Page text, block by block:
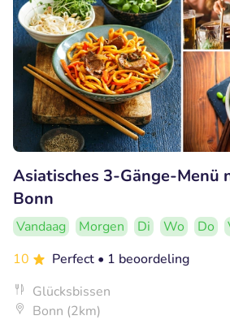
Asiatisches 3-Gänge-Menü
Bonn
Vandaag Morgen Di Wo Do
10
Perfect • 1 beoordeling
Glücksbissen
Bonn (2km)